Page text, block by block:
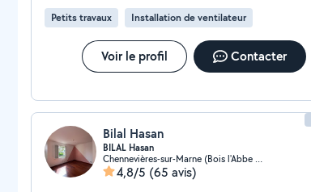
Petits travaux Installation de ventilateur
Voir le profil Contacter
Bilal Hasan
BILAL Hasan
Chennevières-sur-Marne (Bois l'Abbe 2 Plaine des Bordes)
4,8/5 (65 avis)